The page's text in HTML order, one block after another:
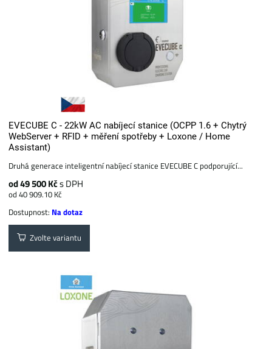
EVECUBE C - 22kW AC nabíjecí stanice (OCPP 1.6 + Chytrý
WebServer + RFID + měření spotřeby + Loxone / Home
Assistant)
Druhá generace inteligentní nabíjecí stanice EVECUBE C podporující...
od 49 500 Kčs DPH
od 40 909.10 Kč
Dostupnost: Na dotaz
Zvolte variantu